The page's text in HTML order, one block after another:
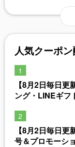
人気クーポ
【8月2日毎日
ング・LINEギフ
【8月2日毎日
号＆プロモーシ